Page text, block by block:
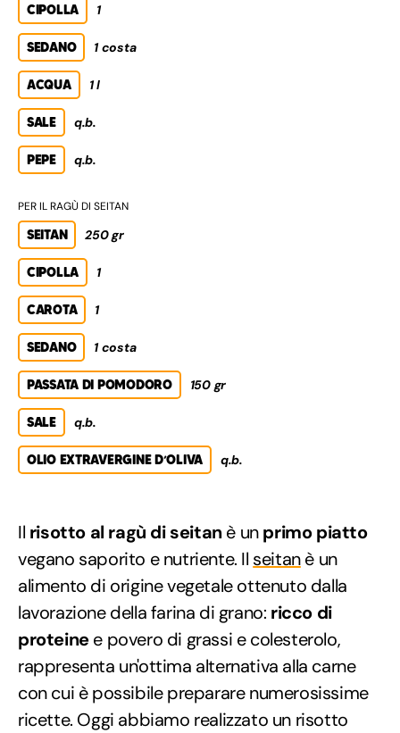
CIPOLLA 1
SEDANO 1 costa
ACQUA 1 l
SALE q.b.
PEPE q.b.
PER IL RAGÙ DI SEITAN
SEITAN 250 gr
CIPOLLA 1
CAROTA 1
SEDANO 1 costa
PASSATA DI POMODORO 150 gr
SALE q.b.
OLIO EXTRAVERGINE D’OLIVA q.b.
Il risotto al ragù di seitanè unprimo piatto
vegano saporito e nutriente. Il seitanè un
alimento di origine vegetale ottenuto dalla
lavorazione della farina di grano: ricco di
proteinee povero di grassi e colesterolo,
rappresenta un'ottima alternativa alla carne
con cui è possibile preparare numerosissime
ricette. Oggi abbiamo realizzato un risotto